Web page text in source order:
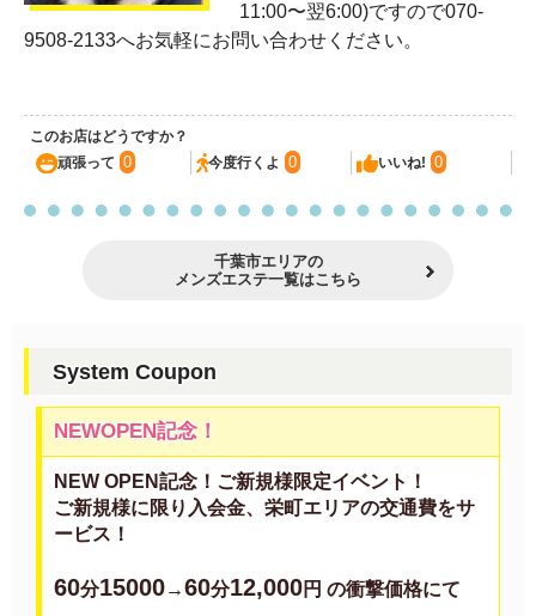
11:00〜翌6:00)ですので070-
9508-2133へお気軽にお問い合わせください。
このお店はどうですか？
頑張って 0 今度行くよ 0 いいね! 0
千葉市エリアの
メンズエステ一覧はこちら
System Coupon
NEWOPEN記念！
NEW OPEN記念！ご新規様限定イベント！
ご新規様に限り入会金、栄町エリアの交通費をサ
ービス！
60分15000→60分12,000円 の衝撃価格にて